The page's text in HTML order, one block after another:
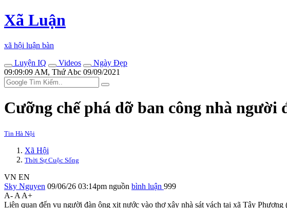
Xã Luận
xã hội luận bàn
Luyện IQ
Videos
Ngày Đẹp
09:09:09 AM, Thứ Abc 09/09/2021
Cưỡng chế phá dỡ ban công nhà
Tin Hà Nội
Xã Hội
Thời Sự Cuộc Sống
VN EN
Sky Nguyen 09/06/26 03:14pm nguồn bình luận 999
A- A A+
Liên quan đến vụ người đàn ông xịt nước vào thợ xây nhà sát vách tại xã Tây